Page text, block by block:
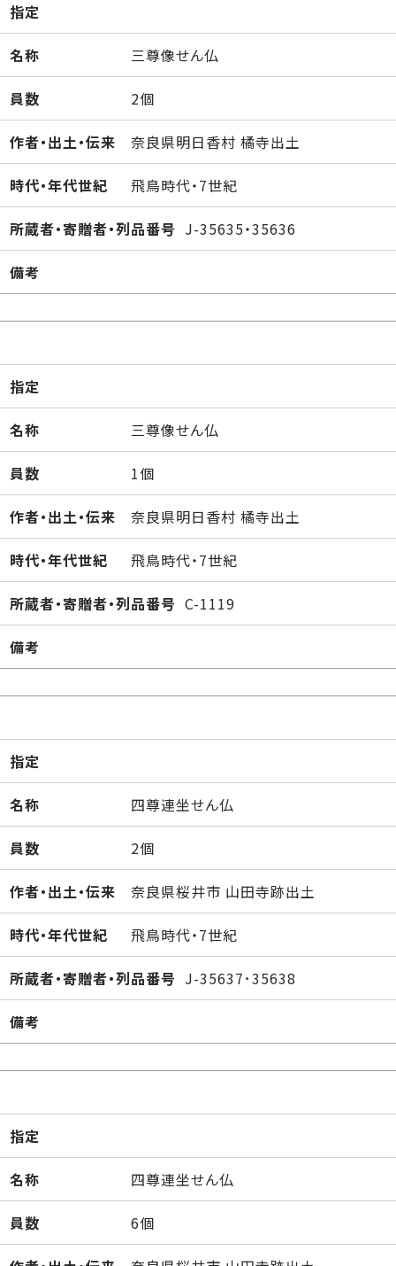
指定
名称 三尊像せん仏
員数 2個
作者・出土・伝来 奈良県明日香村 橘寺出土
時代・年代世紀 飛鳥時代・7世紀
所蔵者・寄贈者・列品番号 J-35635・35636
備考
指定
名称 三尊像せん仏
員数 1個
作者・出土・伝来 奈良県明日香村 橘寺出土
時代・年代世紀 飛鳥時代・7世紀
所蔵者・寄贈者・列品番号 C-1119
備考
指定
名称 四尊連坐せん仏
員数 2個
作者・出土・伝来 奈良県桜井市 山田寺跡出土
時代・年代世紀 飛鳥時代・7世紀
所蔵者・寄贈者・列品番号 J-35637･35638
備考
指定
名称 四尊連坐せん仏
員数 6個